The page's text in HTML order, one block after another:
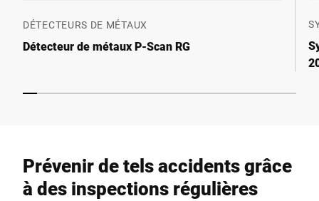
DÉTECTEURS DE MÉTAUX
Détecteur de métaux P-Scan RG
Prévenir de tels accidents grâce
à des inspections régulières